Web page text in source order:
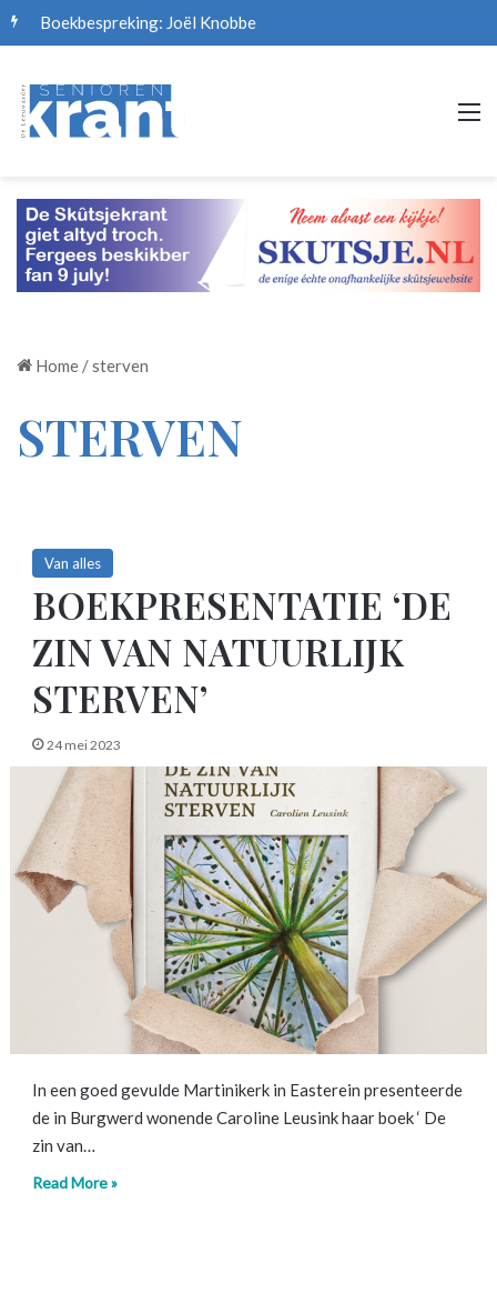
Boekbespreking: Joël Knobbe
Home /sterven
STERVEN
Van alles
BOEKPRESENTATIE ‘DE
ZIN VAN NATUURLIJK
STERVEN’
24 mei 2023
In een goed gevulde Martinikerk in Easterein presenteerde
de in Burgwerd wonende Caroline Leusink haar boek ‘ De
zin van…
Read More »